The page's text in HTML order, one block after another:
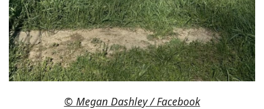
© Megan Dashley / Facebook